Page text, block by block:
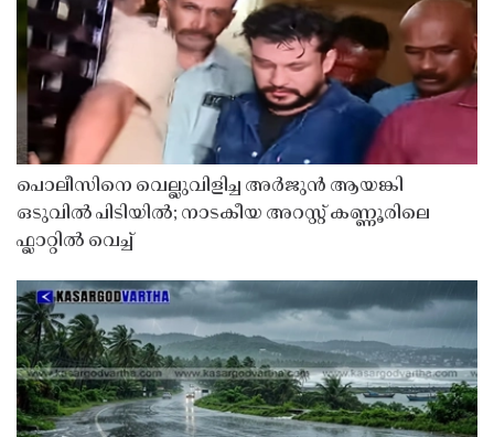
പൊലീസിനെ വെല്ലുവിളിച്ച അർജുൻ ആയങ്കി
ഒടുവിൽ പിടിയിൽ; നാടകീയ അറസ്റ്റ് കണ്ണൂരിലെ
ഫ്ലാറ്റിൽ വെച്ച്